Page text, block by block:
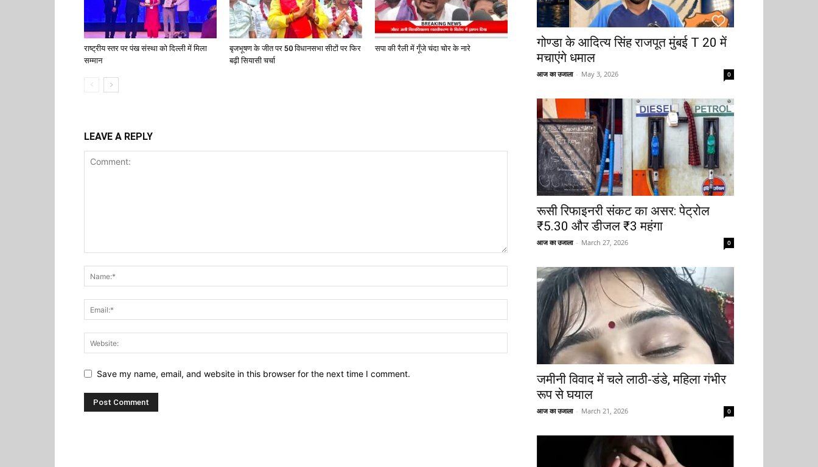
राष्ट्रीय स्तर पर पंख संस्था को दिल्ली में मिला
सम्मान
बृजभूषण के जीत पर 50 विधानसभा सीटों पर फिर
बढ़ी सियासी चर्चा
सपा की रैली में गूँजे चंदा चोर के नारे
LEAVE A REPLY
Save my name, email, and website in this browser for the next time I comment.
गोण्डा के आदित्य सिंह राजपूत मुंबई T 20 में
मचाएंगे धमाल
आज का उजाला - May 3, 2026 0
रूसी रिफाइनरी संकट का असर: पेट्रोल
₹5.30 और डीजल ₹3 महंगा
आज का उजाला - March 27, 2026 0
जमीनी विवाद में चले लाठी-डंडे, महिला गंभीर
रूप से घयाल
आज का उजाला - March 21, 2026 0